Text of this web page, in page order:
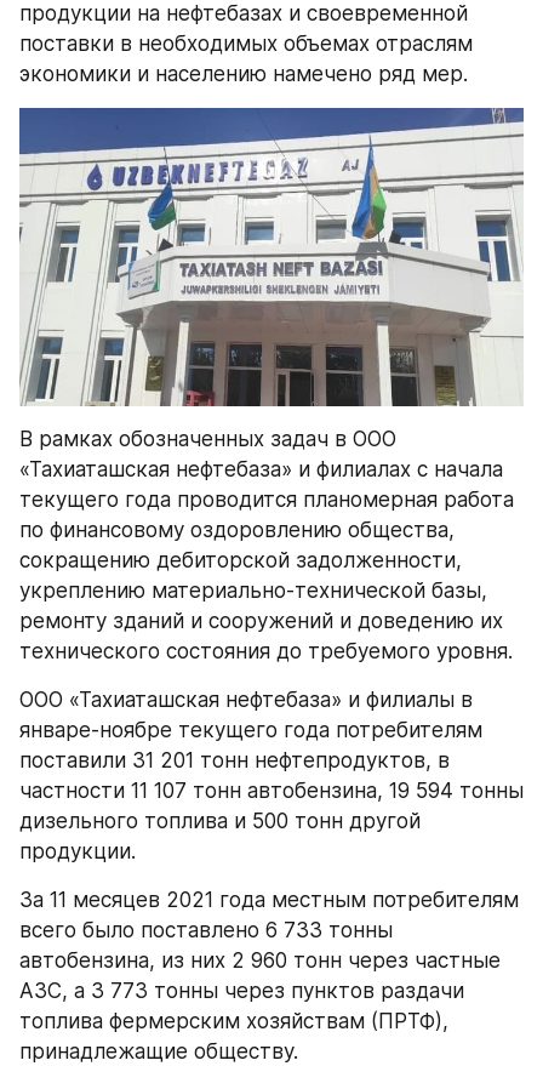
продукции на нефтебазах и своевременной
поставки в необходимых объемах отраслям
экономики и населению намечено ряд мер.
В рамках обозначенных задач в ООО
«Тахиаташская нефтебаза» и филиалах с начала
текущего года проводится планомерная работа
по финансовому оздоровлению общества,
сокращению дебиторской задолженности,
укреплению материально-технической базы,
ремонту зданий и сооружений и доведению их
технического состояния до требуемого уровня.
ООО «Тахиаташская нефтебаза» и филиалы в
январе-ноябре текущего года потребителям
поставили 31 201 тонн нефтепродуктов, в
частности 11 107 тонн автобензина, 19 594 тонны
дизельного топлива и 500 тонн другой
продукции.
За 11 месяцев 2021 года местным потребителям
всего было поставлено 6 733 тонны
автобензина, из них 2 960 тонн через частные
АЗС, а 3 773 тонны через пунктов раздачи
топлива фермерским хозяйствам (ПРТФ),
принадлежащие обществу.